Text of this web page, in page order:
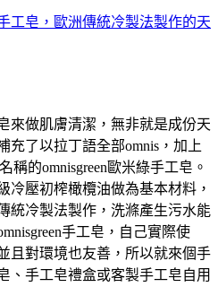
工皂，歐洲傳統冷製法製作的天
來做肌膚清潔，無非就是成份天
充了以拉丁語全部omnis，加上
稱的omnisgreen歐米綠手工皂。
冷壓初榨橄欖油做為基本材料，
統冷製法製作，洗滌產生污水能
手工皂，自己實際使
且對環境也友善，所以就來個手
、手工皂禮盒或客製手工皂自用